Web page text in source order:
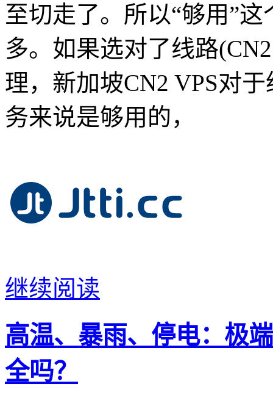
至切走了。所以“够用”
多。如果选对了线路
理，新加坡CN2 VPS对
务来说是够用的，
继续阅读
高温、暴雨、停电：极
全吗？